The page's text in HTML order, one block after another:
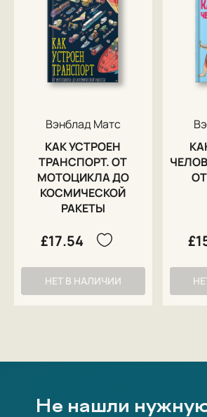
Вэнблад Матс
КАК УСТРОЕН
ТРАНСПОРТ. ОТ
МОТОЦИКЛА ДО
КОСМИЧЕСКОЙ
РАКЕТЫ
£17.54
НЕТ В НАЛИЧИИ
Не нашли